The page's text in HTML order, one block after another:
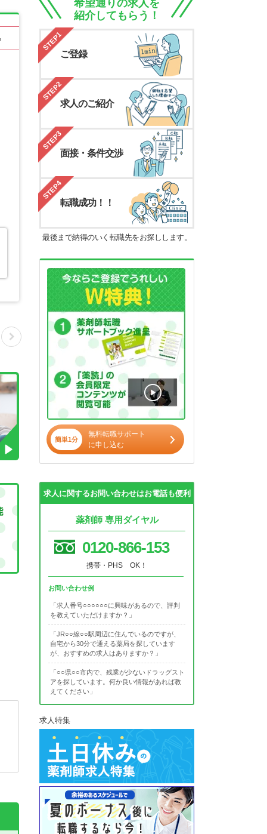
希望通りの求人を
紹介してもらう！
STEP1
ご登録
STEP2
求人のご紹介
STEP3
面接・条件交渉
STEP4
転職成功！！
最後まで納得のいく転職先をお探しします。
簡単1分
無料転職サポート
に申し込む
求人に関するお問い合わせはお電話も便利
薬剤師 専用ダイヤル
0120-866-153
携帯・PHS OK！
お問い合わせ例
「求人番号○○○○○○に興味があるので、評判
を教えていただけますか？」
「JR○○線○○駅周辺に住んでいるのですが、
自宅から30分で通える薬局を探しています
が、おすすめの求人はありますか？」
「○○県○○市内で、残業が少ないドラッグスト
アを探しています。何か良い情報があれば教
えてください」
求人特集